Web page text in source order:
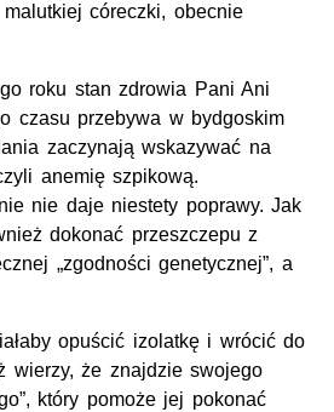
córeczki, obecnie
roku stan zdrowia Pani Ani
czasu przebywa w bydgoskim
zaczynają wskazywać na
anemię szpikową.
nie daje niestety poprawy. Jak
dokonać przeszczepu z
„zgodności genetycznej”, a
opuścić izolatkę i wrócić do
wierzy, że znajdzie swojego
który pomoże jej pokonać